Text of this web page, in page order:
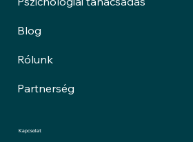
Blog
Rólunk
Partnerség
Kapcsolat